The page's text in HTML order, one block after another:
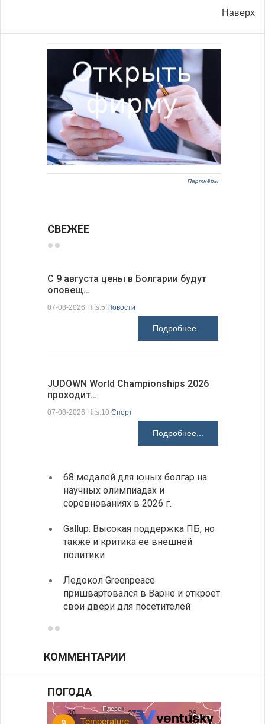
Наверх
Партнёры
СВЕЖЕЕ
С 9 августа цены в Болгарии будут
оповещ…
07-08-2026 Hits:5 Новости
Подробнее...
JUDOWN World Championships 2026
проходит…
07-08-2026 Hits:10 Спорт
Подробнее...
68 медалей для юных болгар на
научных олимпиадах и
соревнованиях в 2026 г.
Gallup: Высокая поддержка ПБ, но
также и критика ее внешней
политики
Ледокол Greenpeace
пришвартовался в Варне и откроет
свои двери для посетителей
КОММЕНТАРИИ
ПОГОДА